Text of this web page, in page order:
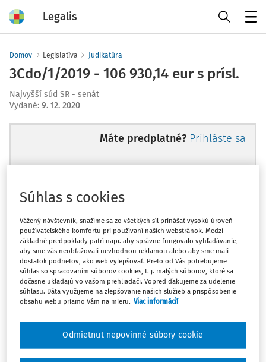
Legalis
Domov Legislatíva Judikatúra
3Cdo/1/2019 - 106 930,14 eur s prísl.
Najvyšší súd SR - senát
Vydané: 9. 12. 2020
Máte predplatné? Prihláste sa
Ups, zatiaľ ste si prečítali len
začiatok...
Celý odborný obsah z tejto oblasti je
dostupný predplatiteľom portálu.
obsahu a získajte prístup na 10 dní
zdarma, stačí sa len zaregistrovať.
Súhlas s cookies
Vážený návštevník, snažíme sa zo všetkých síl prinášať vysokú úroveň
používateľského komfortu pri používaní našich webstránok. Medzi
základné predpoklady patrí napr. aby správne fungovalo vyhľadávanie,
aby sme vás neobťažovali nevhodnou reklamou alebo aby sme mali
dostatok podnetov, ako web vylepšovať. Preto od Vás potrebujeme
súhlas so spracovaním súborov cookies, t. j. malých súborov, ktoré sa
dočasne ukladajú vo vašom prehliadači. Vopred ďakujeme za udelenie
súhlasu. Dáta využijeme na zlepšovanie našich služieb a prispôsobenie
obsahu webu priamo Vám na mieru. Viac informácií
Odmietnut nepovinné súbory cookie